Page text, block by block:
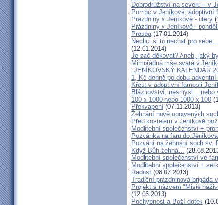
Dobrodružství na severu – v
Pomoc v Jeníkově, adoptivní
Prázdniny v Jeníkově - úterý
Prázdniny v Jeníkově -
Prosba(17.01.2014)
Nechci si to nechat pro
(12.01.2014)
Je zač děkovat? Aneb, jaký
Mimořádná mše svatá v
"JENÍKOVSKÝ KALENDÁŘ
1,-Kč denně po dobu
Křest v adoptivní farnosti
Bláznovství, nesmysl… nebo
100 x 1000 nebo 1000 x 100
Překvapení (07.11.2013)
Žehnání nově opravených
Před kostelem v Jeníkově
Modlitební společenství +
Pozvánka na faru do Jeníkova
Pozvání na žehnání soch sv.
Když Bůh žehná…
Modlitební společenství ve
Modlitební společenství +
Radost (08.07.2013)
Tradiční prázdninová brigáda
Projekt s názvem "Misie
(12.06.2013)
Pochybnost a Boží dotek